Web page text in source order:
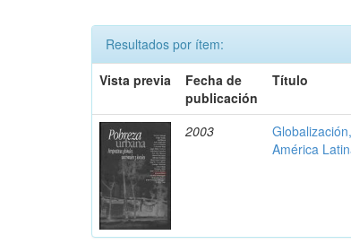
Resultados por ítem:
Vista previa
Fecha de
publicación
Título
2003
América